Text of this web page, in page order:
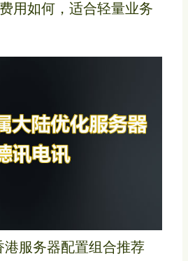
用如何，适合轻量业务
服务器配置组合推荐